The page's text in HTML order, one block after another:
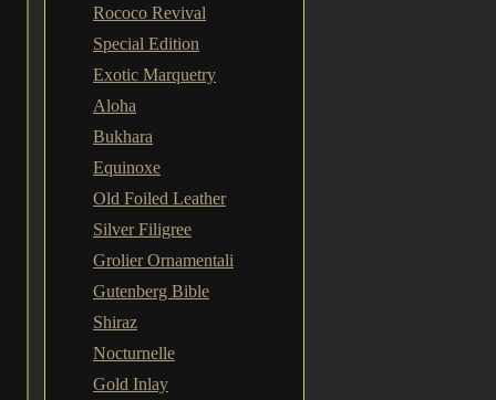
Rococo Revival
Special Edition
Exotic Marquetry
Aloha
Bukhara
Equinoxe
Old Foiled Leather
Silver Filigree
Grolier Ornamentali
Gutenberg Bible
Shiraz
Nocturnelle
Gold Inlay